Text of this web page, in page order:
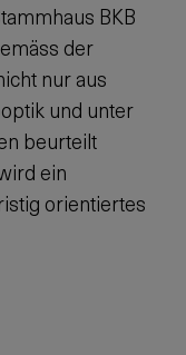
BKB
der
nur aus
und unter
beurteilt
ein
orientiertes